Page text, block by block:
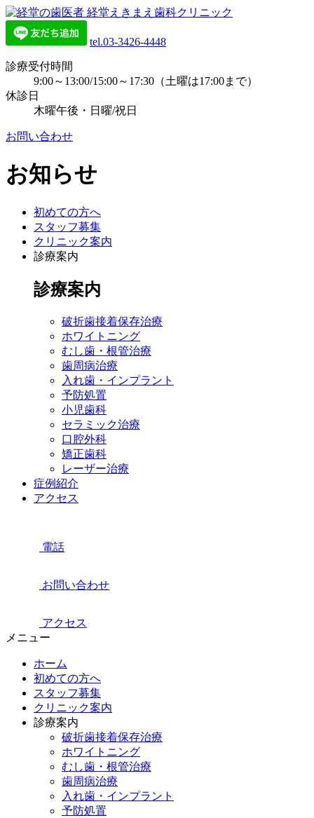
tel.03-3426-4448
診療受付時間
9:00～13:00/15:00～17:30（土曜は17:00まで）
休診日
木曜午後・日曜/祝日
お問い合わせ
お知らせ
初めての方へ
スタッフ募集
クリニック案内
診療案内
診療案内
破折歯接着保存治療
ホワイトニング
むし歯・根管治療
歯周病治療
入れ歯・インプラント
予防処置
小児歯科
セラミック治療
口腔外科
矯正歯科
レーザー治療
症例紹介
アクセス
電話
お問い合わせ
アクセス
メニュー
ホーム
初めての方へ
スタッフ募集
クリニック案内
診療案内
破折歯接着保存治療
ホワイトニング
むし歯・根管治療
歯周病治療
入れ歯・インプラント
予防処置